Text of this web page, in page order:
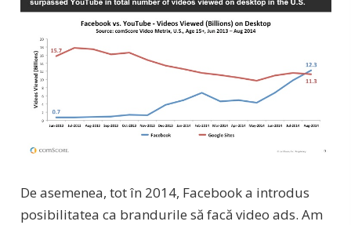
De asemenea, tot în 2014, Facebook a introdus
posibilitatea ca brandurile să facă video ads. Am